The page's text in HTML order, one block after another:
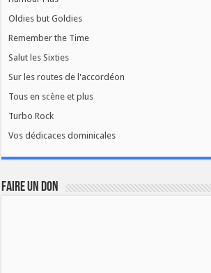
Oldies but Goldies
Remember the Time
Salut les Sixties
Sur les routes de l'accordéon
Tous en scène et plus
Turbo Rock
Vos dédicaces dominicales
FAIRE UN DON